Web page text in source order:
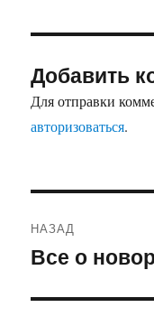
Добавить
Для отправки
авторизоваться.
по
НАЗАД
Предыдущая
Все о